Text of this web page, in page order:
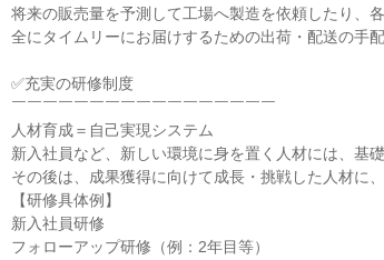
将来の販売量を予測して工場へ製造を依頼したり、
全にタイムリーにお届けするための出荷・配送の手配
✅充実の研修制度
￣￣￣￣￣￣￣￣￣￣￣￣￣￣￣￣￣
人材育成＝自己実現システム
新入社員など、新しい環境に身を置く人材には、基
その後は、成果獲得に向けて成長・挑戦した人材に
【研修具体例】
新入社員研修
フォローアップ研修（例：2年目等）